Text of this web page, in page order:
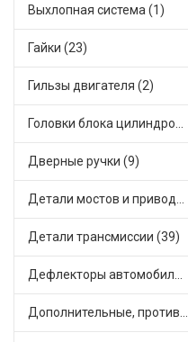
Выхлопная система (1)
Гайки (23)
Гильзы двигателя (2)
Головки блока цилиндров (2)
Дверные ручки (9)
Детали мостов и привода трансмиссии (58)
Детали трансмиссии (39)
Дефлекторы автомобильные (4)
Дополнительные, противотуманные фары (2)